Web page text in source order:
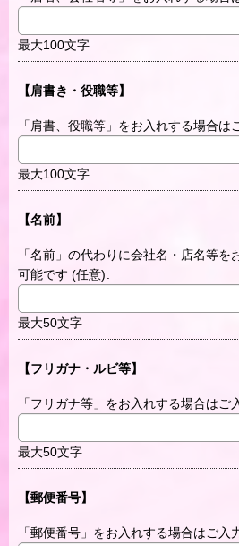
最大100文字
【肩書き・役職等】
「肩書、役職等」をお入れする場合は
最大100文字
【名前】
「名前」の代わりに会社名・店名等を
可能です (任意):
最大50文字
【フリガナ・ルビ等】
「フリガナ等」をお入れする場合はご
最大50文字
【郵便番号】
「郵便番号」をお入れする場合はご入